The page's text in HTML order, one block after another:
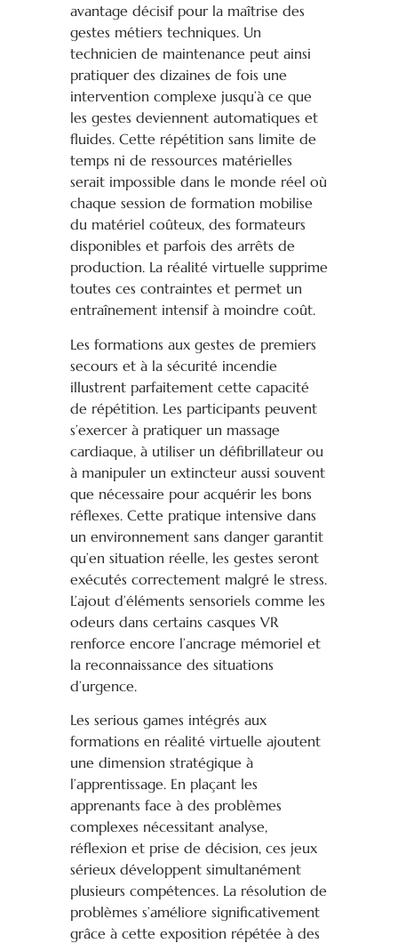
avantage décisif pour la maîtrise des
gestes métiers techniques. Un
technicien de maintenance peut ainsi
pratiquer des dizaines de fois une
intervention complexe jusqu’à ce que
les gestes deviennent automatiques et
fluides. Cette répétition sans limite de
temps ni de ressources matérielles
serait impossible dans le monde réel où
chaque session de formation mobilise
du matériel coûteux, des formateurs
disponibles et parfois des arrêts de
production. La réalité virtuelle supprime
toutes ces contraintes et permet un
entraînement intensif à moindre coût.
Les formations aux gestes de premiers
secours et à la sécurité incendie
illustrent parfaitement cette capacité
de répétition. Les participants peuvent
s’exercer à pratiquer un massage
cardiaque, à utiliser un défibrillateur ou
à manipuler un extincteur aussi souvent
que nécessaire pour acquérir les bons
réflexes. Cette pratique intensive dans
un environnement sans danger garantit
qu’en situation réelle, les gestes seront
exécutés correctement malgré le stress.
L’ajout d’éléments sensoriels comme les
odeurs dans certains casques VR
renforce encore l’ancrage mémoriel et
la reconnaissance des situations
d’urgence.
Les serious games intégrés aux
formations en réalité virtuelle ajoutent
une dimension stratégique à
l’apprentissage. En plaçant les
apprenants face à des problèmes
complexes nécessitant analyse,
réflexion et prise de décision, ces jeux
sérieux développent simultanément
plusieurs compétences. La résolution de
problèmes s’améliore significativement
grâce à cette exposition répétée à des